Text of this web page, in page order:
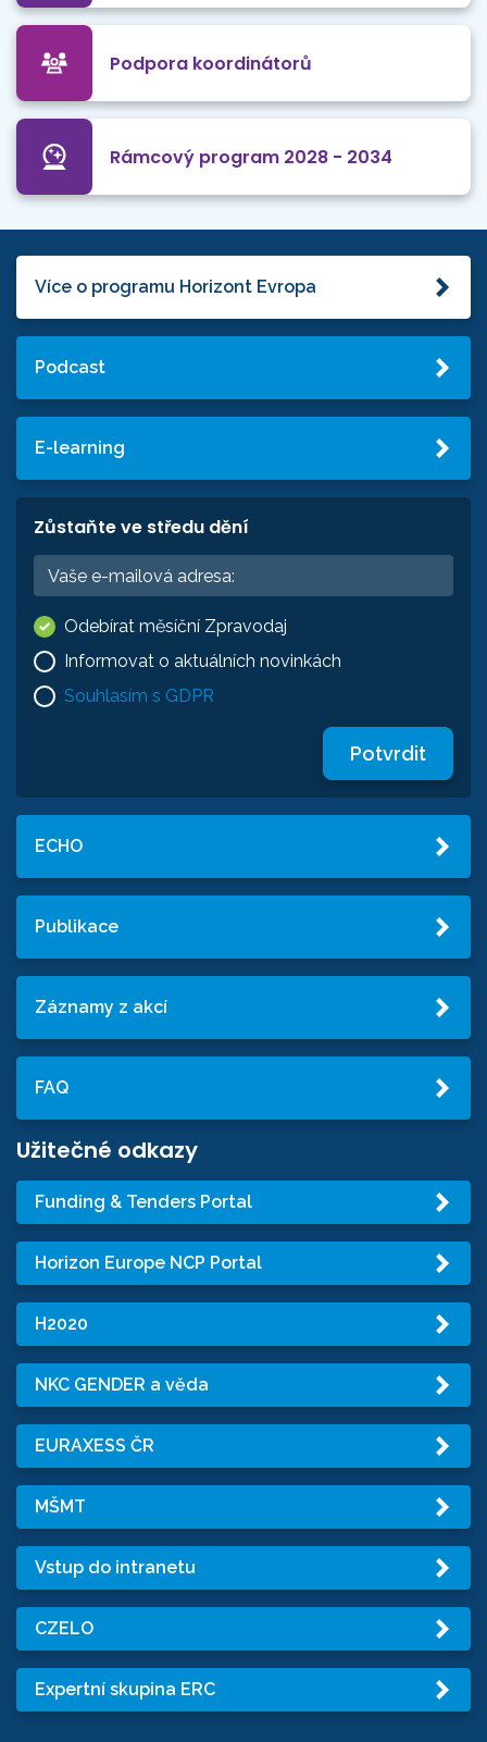
Podpora koordinátorů
Rámcový program 2028 - 2034
Více o programu Horizont Evropa
Podcast
E-learning
Zůstaňte ve středu dění
Odebírat měsíční Zpravodaj
Informovat o aktuálních novinkách
Souhlasím s GDPR
Potvrdit
ECHO
Publikace
Záznamy z akcí
FAQ
Užitečné odkazy
Funding & Tenders Portal
Horizon Europe NCP Portal
H2020
NKC GENDER a věda
EURAXESS ČR
MŠMT
Vstup do intranetu
CZELO
Expertní skupina ERC